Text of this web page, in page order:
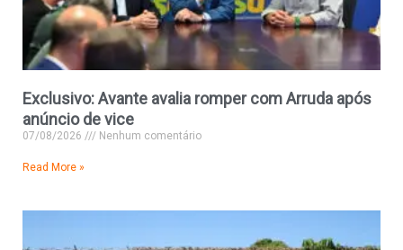
Exclusivo: Avante avalia romper com Arruda após
anúncio de vice
07/08/2026 Nenhum comentário
Read More »